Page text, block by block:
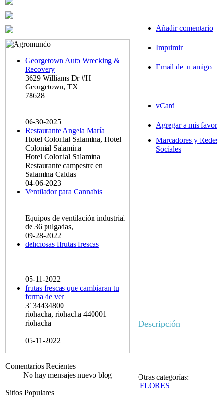
Georgetown Auto Wrecking &
Recovery
3629 Williams Dr #H
Georgetown, TX
78628
06-30-2025
Restaurante Angela María
Hotel Colonial Salamina, Hotel
Colonial Salamina
Hotel Colonial Salamina
Restaurante campestre en
Salamina Caldas
04-06-2023
Ventilador para Cannabis
Equipos de ventilación industrial
de 36 pulgadas,
09-28-2022
deliciosas ffrutas frescas
05-11-2022
frutas frescas que cambiaran tu
forma de ver
3134434800
riohacha, riohacha 440001
riohacha
05-11-2022
Comentarios Recientes
No hay mensajes nuevo blog
Sitios Populares
Añadir comentario
Imprimir
Email de tu amigo
vCard
Agregar a mis
Marcadores y
Sociales
Descripción
Otras categorías:
FLORES